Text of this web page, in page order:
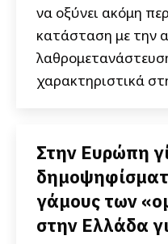
να οξύνει ακόμη
κατάσταση με την
χαρακτηριστικά
Στην Ευρώπη
γάμους των
στην Ελλάδα